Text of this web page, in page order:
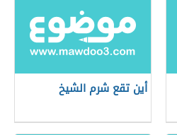
أين تقع شرم الشيخ